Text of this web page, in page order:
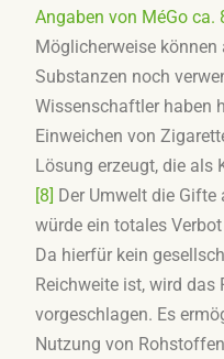
Angaben von MéGo ca.
Möglicherweise
Substanzen noch
Wissenschaftler haben
Einweichen von
Lösung erzeugt, die
[8] Der Umwelt die
würde ein totales
Da hierfür kein
Reichweite ist, wird
vorgeschlagen. Es
Nutzung von